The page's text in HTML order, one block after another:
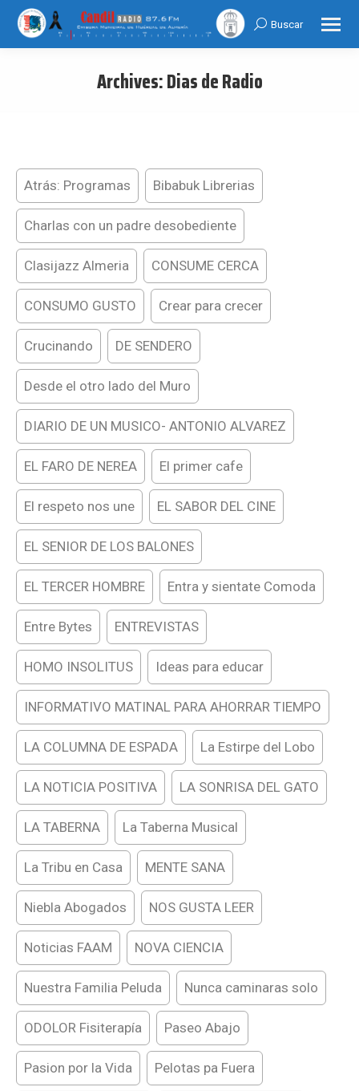
Search:
Buscar
Archives:Dias de Radio
Atrás: Programas Bibabuk Librerias
Charlas con un padre desobediente
Clasijazz Almeria CONSUME CERCA
CONSUMO GUSTO Crear para crecer
Crucinando DE SENDERO
Desde el otro lado del Muro
DIARIO DE UN MUSICO- ANTONIO ALVAREZ
EL FARO DE NEREA El primer cafe
El respeto nos une EL SABOR DEL CINE
EL SENIOR DE LOS BALONES
EL TERCER HOMBRE Entra y sientate Comoda
Entre Bytes ENTREVISTAS
HOMO INSOLITUS Ideas para educar
INFORMATIVO MATINAL PARA AHORRAR TIEMPO
LA COLUMNA DE ESPADA La Estirpe del Lobo
LA NOTICIA POSITIVA LA SONRISA DEL GATO
LA TABERNA La Taberna Musical
La Tribu en Casa MENTE SANA
Niebla Abogados NOS GUSTA LEER
Noticias FAAM NOVA CIENCIA
Nuestra Familia Peluda Nunca caminaras solo
ODOLOR Fisiterapía Paseo Abajo
Pasion por la Vida Pelotas pa Fuera